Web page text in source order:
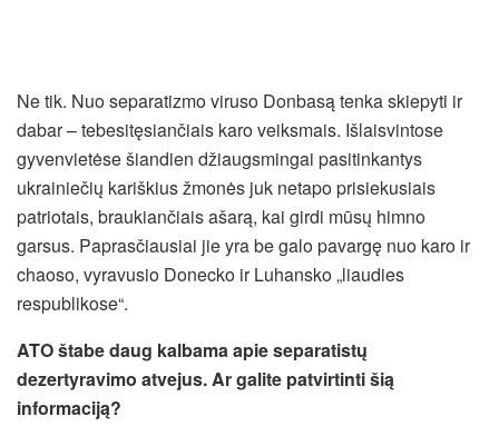
Ne tik. Nuo separatizmo viruso Donbasą tenka skiepyti ir
dabar – tebesitęsiančiais karo veiksmais. Išlaisvintose
gyvenvietėse šiandien džiaugsmingai pasitinkantys
ukrainiečių kariškius žmonės juk netapo prisiekusiais
patriotais, braukiančiais ašarą, kai girdi mūsų himno
garsus. Paprasčiausiai jie yra be galo pavargę nuo karo ir
chaoso, vyravusio Donecko ir Luhansko „liaudies
respublikose“.
ATO štabe daug kalbama apie separatistų
dezertyravimo atvejus. Ar galite patvirtinti šią
informaciją?